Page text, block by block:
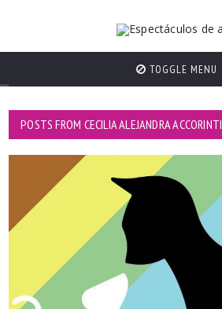
TOGGLE MENU
POSTS FROM CECILIA ALEJANDRA ACCORINTI